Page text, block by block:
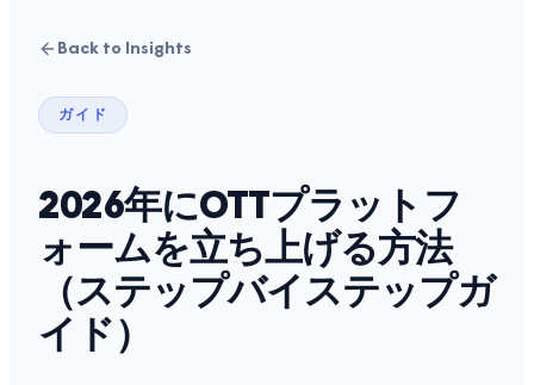
Back to Insights
ガイド
2026年にOTTプラットフ
ォームを立ち上げる方法
（ステップバイステップガ
イド）